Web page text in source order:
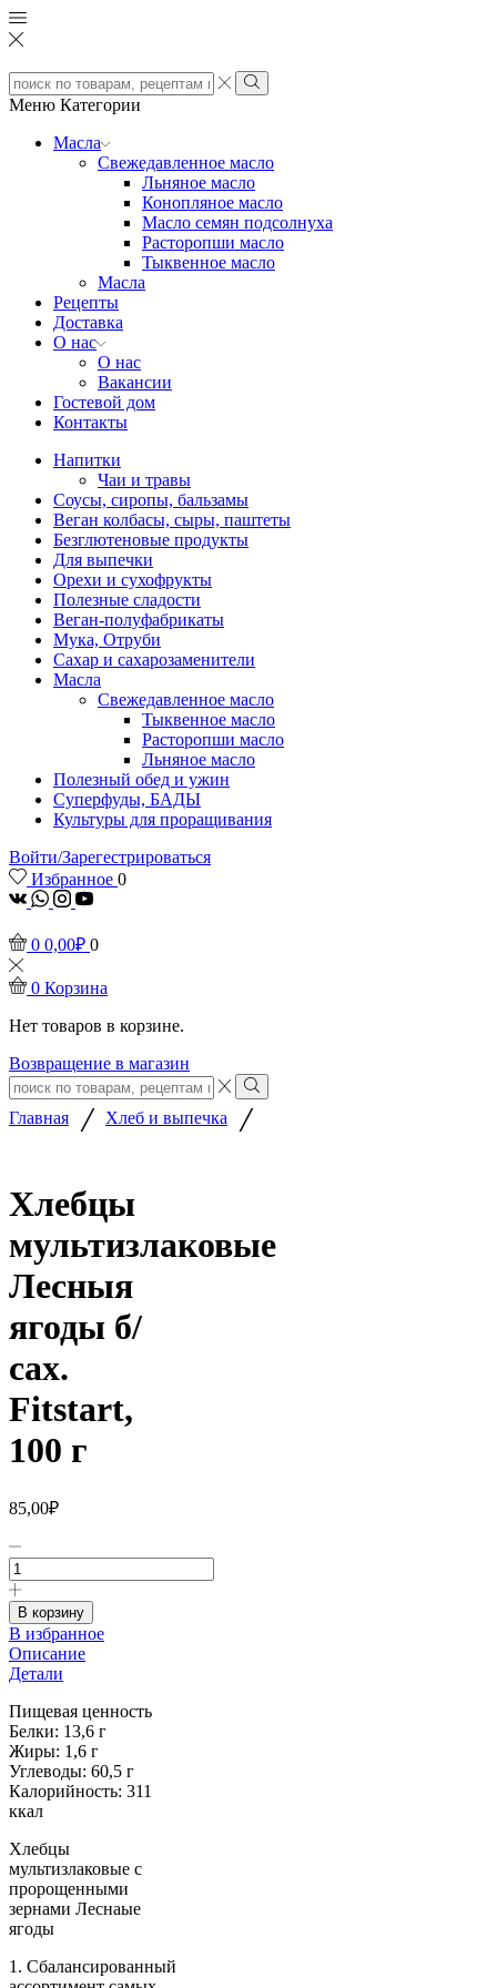
Search
input
Search
Меню Категории
Масла
Свежедавленное масло
Льняное масло
Конопляное масло
Масло семян подсолнуха
Расторопши масло
Тыквенное масло
Масла
Рецепты
Доставка
О нас
О нас
Вакансии
Гостевой дом
Контакты
Напитки
Чаи и травы
Соусы, сиропы, бальзамы
Веган колбасы, сыры, паштеты
Безглютеновые продукты
Для выпечки
Орехи и сухофрукты
Полезные сладости
Веган-полуфабрикаты
Мука, Отруби
Сахар и сахарозаменители
Масла
Свежедавленное масло
Тыквенное масло
Расторопши масло
Льняное масло
Полезный обед и ужин
Суперфуды, БАДЫ
Культуры для проращивания
Войти/Зарегестрироваться
Избранное 0
vk Whatsapp
Instagram
Youtube
0 0,00₽ 0
0 Корзина
Нет товаров в корзине.
Возвращение в магазин
Search
input
Search
Главная / Хлеб и выпечка /
Хлебцы
мультизлаковые
Лесныя
ягоды б/
сах.
Fitstart,
100 г
85,00₽
Количество
Хлебцы
мультизлаковые
Лесныя
ягоды
б/
сах.
Fitstart,
100
г
В корзину
В избранное
Описание
Детали
Пищевая ценность
Белки: 13,6 г
Жиры: 1,6 г
Углеводы: 60,5 г
Калорийность: 311
ккал
Хлебцы
мультизлаковые с
пророщенными
зернами Леснаые
ягоды
1. Сбалансированный